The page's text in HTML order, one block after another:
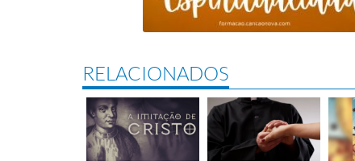
RELACIONADOS